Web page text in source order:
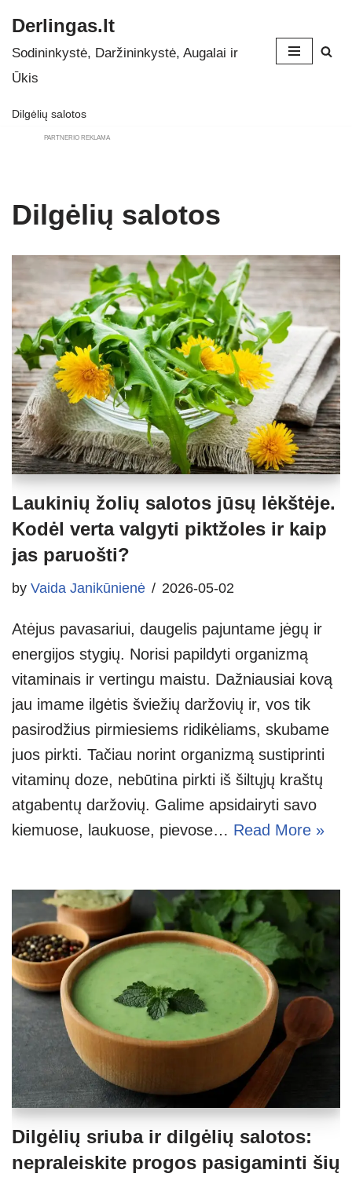
Skip
to
Derlingas.lt
Sodininkystė, Daržininkystė, Augalai ir
Ūkis
Dilgėlių salotos
PARTNERIO REKLAMA
Dilgėlių salotos
Laukinių žolių salotos jūsų lėkštėje.
Kodėl verta valgyti piktžoles ir kaip
jas paruošti?
by Vaida Janikūnienė 2026-05-02
Atėjus pavasariui, daugelis pajuntame jėgų ir
energijos stygių. Norisi papildyti organizmą
vitaminais ir vertingu maistu. Dažniausiai kovą
jau imame ilgėtis šviežių daržovių ir, vos tik
pasirodžius pirmiesiems ridikėliams, skubame
juos pirkti. Tačiau norint organizmą sustiprinti
vitaminų doze, nebūtina pirkti iš šiltųjų kraštų
atgabentų daržovių. Galime apsidairyti savo
kiemuose, laukuose, pievose… Read More »
Dilgėlių sriuba ir dilgėlių salotos:
nepraleiskite progos pasigaminti šių